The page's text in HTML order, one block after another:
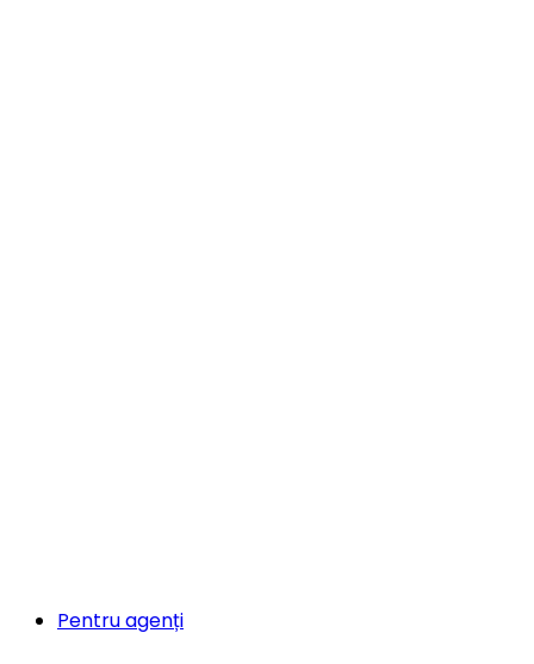
Pentru agenți